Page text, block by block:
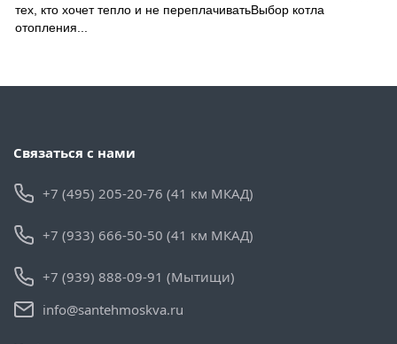
тех, кто хочет тепло и не переплачиватьВыбор котла
отопления...
Связаться с нами
+7 (495) 205-20-76 (41 км МКАД)
+7 (933) 666-50-50 (41 км МКАД)
+7 (939) 888-09-91 (Мытищи)
info@santehmoskva.ru